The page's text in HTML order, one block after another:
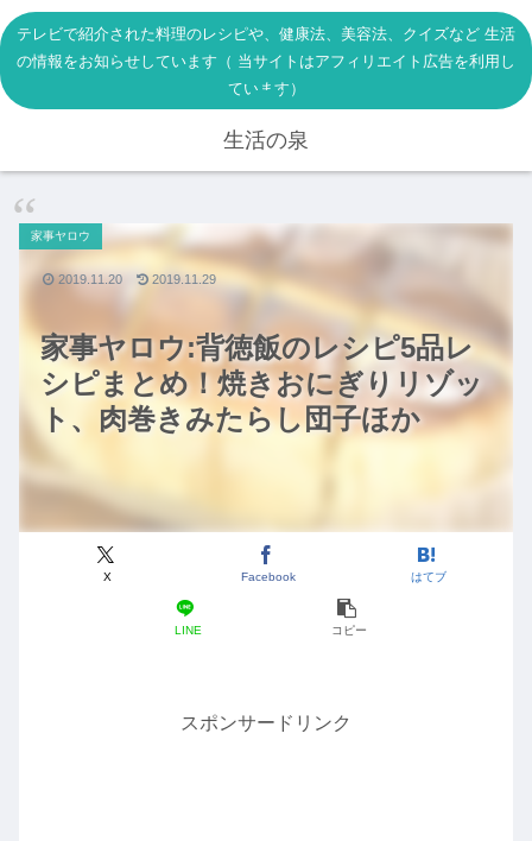
テレビで紹介された料理のレシピや、健康法、美容法、クイズなど 生活
の情報をお知らせしています（ 当サイトはアフィリエイト広告を利用し
ています）
生活の泉
家事ヤロウ:背徳飯のレシピ5品レ
シピまとめ！焼きおにぎりリゾッ
ト、肉巻きみたらし団子ほか
家事ヤロウ
X Facebook はてブ
LINE コピー
2019.11.20 2019.11.29
スポンサードリンク